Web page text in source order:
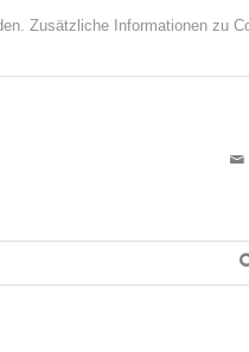
Zusätzliche Informationen zu